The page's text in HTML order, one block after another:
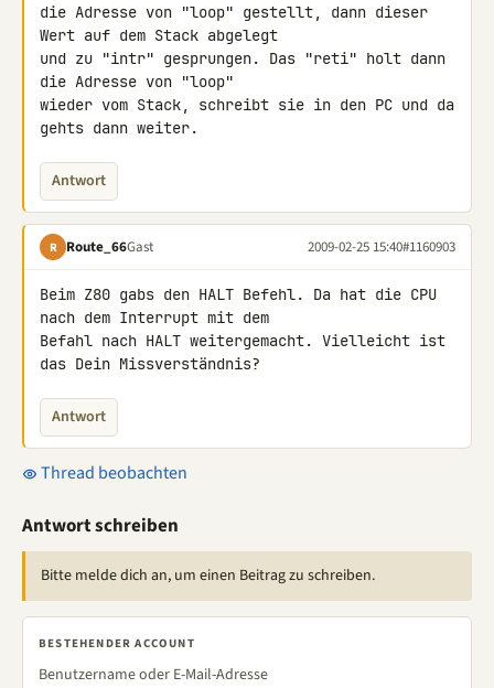
die Adresse von "loop" gestellt, dann dieser
Wert auf dem Stack abgelegt
und zu "intr" gesprungen. Das "reti" holt dann
die Adresse von "loop"
wieder vom Stack, schreibt sie in den PC und da
gehts dann weiter.
Antwort
R Route_66Gast 2009-02-25 15:40#1160903
Beim Z80 gabs den HALT Befehl. Da hat die CPU
nach dem Interrupt mit dem
Befahl nach HALT weitergemacht. Vielleicht ist
das Dein Missverständnis?
Antwort
Thread beobachten
Antwort schreiben
Bitte melde dich an, um einen Beitrag zu schreiben.
BESTEHENDER ACCOUNT
Benutzername oder E-Mail-Adresse